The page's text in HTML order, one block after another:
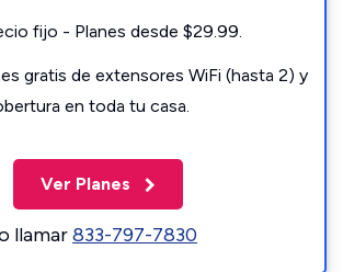
fijo - Planes desde $29.99.
gratis de extensores WiFi (hasta 2) y
en toda tu casa.
Ver Planes
llamar833-797-7830